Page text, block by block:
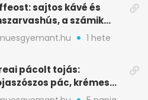
sajtos kávé és
a számik
itala
1 hete
pácolt tojás:
pác, krémes
pár óra alatt